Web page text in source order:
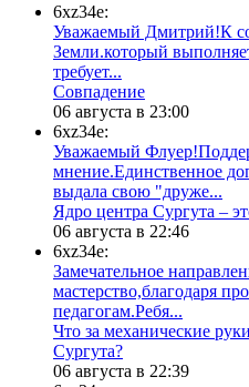
6xz34e:
Уважаемый Дмитрий!К
Земли.который
требует...
​Совпадение
06 августа в 23:00
6xz34e:
Уважаемый
мнение.Единственное
выдала свою "друже...
​Ядро центра Сургута ‒
06 августа в 22:46
6xz34e:
Замечательное
мастерство,благодаря
педагогам.Ребя...
​Что за механические
Сургута?
06 августа в 22:39